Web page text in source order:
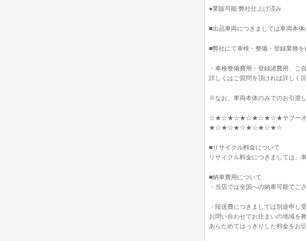
●業販可能 弊社仕上げ済み
■出品車両につきましては車両本体
■弊社にて車検・整備・登録業務
・車検整備費用・登録諸費用、ご
詳しくはご質問を頂ければ詳しく
※なお、車両本体のみでのお引渡
☆★☆★☆★☆★☆★☆★ヤフーオーク
★☆★☆★☆★☆★☆★☆
■リサイクル料金について
リサイクル料金につきましては、
■納車費用について
・当店では全国への納車可能でござ
・陸送費につきましては別途申し
お問い合わせでお住まいの地域を
あらためてはっきりした料金をお